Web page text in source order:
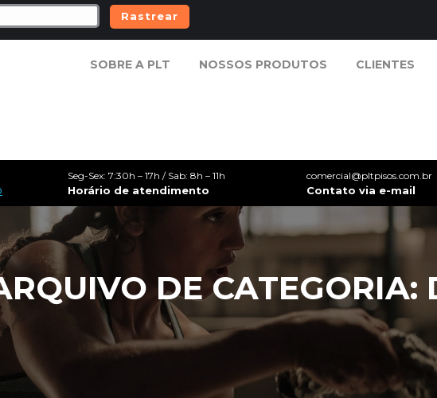
Rastrear
SOBRE A PLT NOSSOS PRODUTOS CLIENTES
Seg-Sex: 7:30h – 17h / Sab: 8h – 11h
Horário de atendimento
comercial@pltpisos.com.br
Contato via e-mail
DE CATEGORIA:
SOBRE A PLT